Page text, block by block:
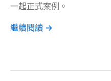
一起正式案例。
繼續閱讀 →